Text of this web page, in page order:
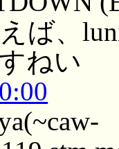
ば、
ねい